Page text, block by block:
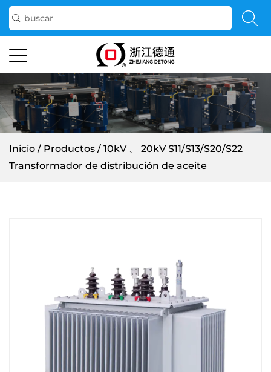
Inicio / Productos / 10kV 、 20kV S11/S13/S20/S22
Transformador de distribución de aceite